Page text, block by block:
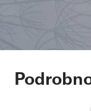
Kita